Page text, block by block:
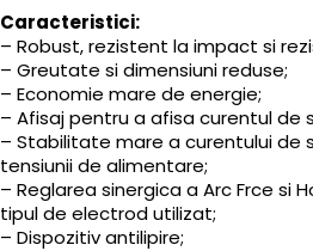
Caracteristici:
– Robust, rezistent la impact si
– Greutate si dimensiuni reduse;
– Economie mare de energie;
– Afisaj pentru a afisa curentul de
– Stabilitate mare a curentului de
tensiunii de alimentare;
– Reglarea sinergica a Arc Frce si
tipul de electrod utilizat;
– Dispozitiv antilipire;